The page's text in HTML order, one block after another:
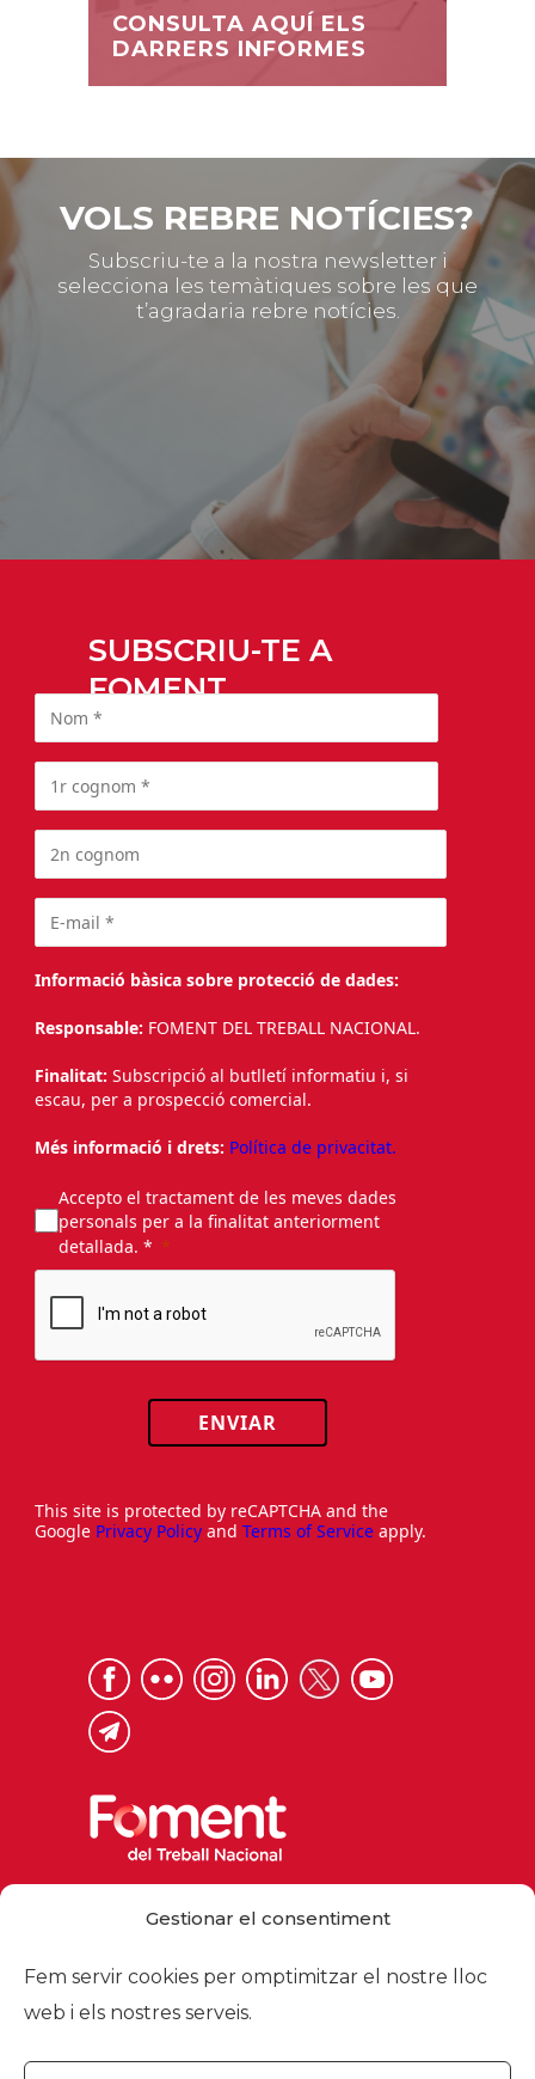
Gestionar el consentiment
Fem servir cookies per omptimitzar el nostre lloc
web i els nostres serveis.
CONSULTA AQUÍ ELS
DARRERS INFORMES
VOLS REBRE NOTÍCIES?
Subscriu-te a la nostra newsletter i
selecciona les temàtiques sobre les que
t’agradaria rebre notícies.
SUBSCRIU-TE A
FOMENT
Informació bàsica sobre protecció de dades:
Responsable: FOMENT DEL TREBALL NACIONAL.
Finalitat: Subscripció al butlletí informatiu i, si
escau, per a prospecció comercial.
Més informació i drets: Política de privacitat.
Accepto el tractament de les meves dades
personals per a la finalitat anteriorment
detallada. *
ENVIAR
This site is protected by reCAPTCHA and the
Google Privacy Policy and Terms of Service apply.
foment@foment.com